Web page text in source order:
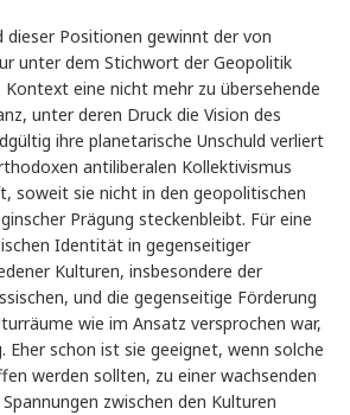
dieser Positionen gewinnt der von
unter dem Stichwort der Geopolitik
eine nicht mehr zu übersehende
unter deren Druck die Vision des
ihre planetarische Unschuld verliert
antiliberalen Kollektivismus
soweit sie nicht in den geopolitischen
Prägung steckenbleibt. Für eine
Identität in gegenseitiger
Kulturen, insbesondere der
und die gegenseitige Förderung
wie im Ansatz versprochen war,
Eher schon ist sie geeignet, wenn solche
werden sollten, zu einer wachsenden
zwischen den Kulturen